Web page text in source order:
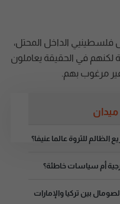
الداخل المحتل،
لكنهم في الحقيقة يعاملون
مرغوب بهم.
للثروة عالما عنيفا؟
أم سياسات خاطئة؟
بين تركيا والإمارات